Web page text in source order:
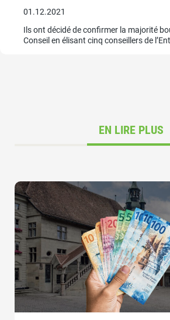
01.12.2021
Ils ont décidé de confirmer la majorité
Conseil en élisant cinq conseillers de
EN LIRE PLUS